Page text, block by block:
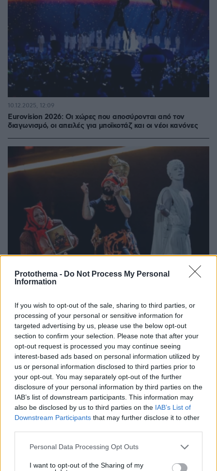
Protothema - Do Not Process My Personal
Information
If you wish to opt-out of the sale, sharing to third parties, or
processing of your personal or sensitive information for
targeted advertising by us, please use the below opt-out
section to confirm your selection. Please note that after your
opt-out request is processed you may continue seeing
interest-based ads based on personal information utilized by
us or personal information disclosed to third parties prior to
your opt-out. You may separately opt-out of the further
disclosure of your personal information by third parties on the
IAB’s list of downstream participants. This information may
also be disclosed by us to third parties on the IAB’s List of
Downstream Participants that may further disclose it to other
Please note that this website/app uses one or more Google
not limited to your visit or usage behaviour. You may click to
Personal Data Processing Opt Outs
I want to opt-out of the Sharing of my
Eurovision 2026: Οι χώρες που αποσύρονται από τον
διαγωνισμό, οι απειλές για μποϊκοτάζ και οι νέοι κανόνες
10.12.2025, 12:09
Α’ Ημιτελικός της Eurovision: Στον τελικό του Σαββάτου
πέρασε ο Ακύλας με το «Ferto», δείτε ποιες άλλες χώρες
προκρίθηκαν
12.05.2026, 23:55
Thema Insights